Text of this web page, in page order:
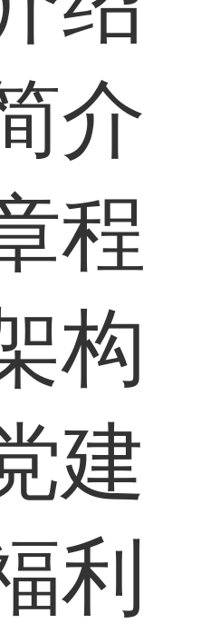
介
程
构
建
利